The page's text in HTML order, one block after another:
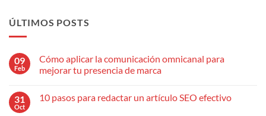
ÚLTIMOS POSTS
09
Feb
Cómo aplicar la comunicación omnicanal para
mejorar tu presencia de marca
comentarios
31
Oct
10 pasos para redactar un artículo SEO efectivo